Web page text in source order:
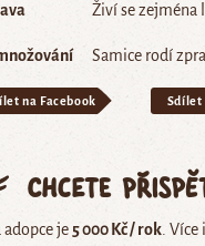
Živí se zejména
Samice rodí
na Facebook Sdílet
Chcete
adopce je 5 000 Kč / rok. Více